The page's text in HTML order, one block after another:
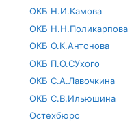
ОКБ Н.И.Камова
ОКБ Н.Н.Поликарпова
ОКБ О.К.Антонова
ОКБ П.О.СУхого
ОКБ С.А.Лавочкина
ОКБ С.В.Ильюшина
Остехбюро